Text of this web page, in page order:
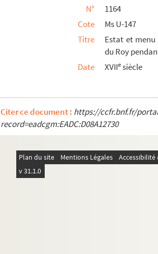
N°
1164
Cote
Ms U-147
Titre
Estat et menu
du Roy
Date
XVIIesiècle
Citer ce document : https://ccfr.bnf.fr/
record=eadcgm:EADC:D08A12730
Plan du site Mentions Légales
v 31.1.0